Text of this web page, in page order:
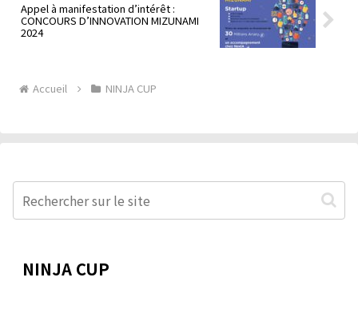
Appel à manifestation d’intérêt :
CONCOURS D’INNOVATION MIZUNAMI
2024
Accueil NINJA CUP
NINJA CUP